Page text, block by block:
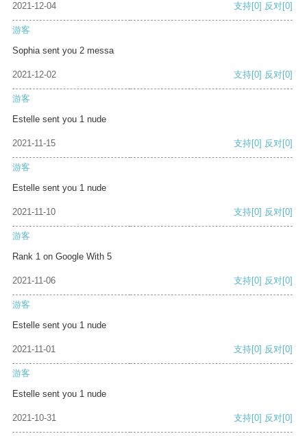
2021-12-04 支持[0] 反对[0]
游客
Sophia sent you 2 messa
2021-12-02 支持[0] 反对[0]
游客
Estelle sent you 1 nude
2021-11-15 支持[0] 反对[0]
游客
Estelle sent you 1 nude
2021-11-10 支持[0] 反对[0]
游客
Rank 1 on Google With 5
2021-11-06 支持[0] 反对[0]
游客
Estelle sent you 1 nude
2021-11-01 支持[0] 反对[0]
游客
Estelle sent you 1 nude
2021-10-31 支持[0] 反对[0]